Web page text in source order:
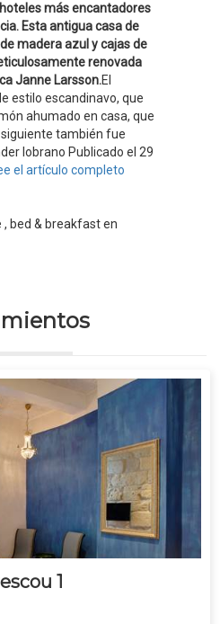
más encantadores
Esta antigua casa de
madera azul y cajas de
renovada
Janne Larsson.El
estilo escandinavo, que
ahumado en casa, que
también fue
lobrano Publicado el 29
el artículo completo
, bed & breakfast en
1